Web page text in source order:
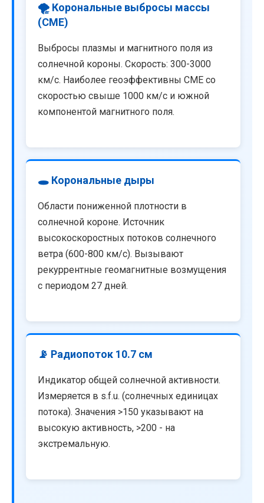
🌪️ Корональные выбросы массы
(CME)
Выбросы плазмы и магнитного поля из
солнечной короны. Скорость: 300-3000
км/с. Наиболее геоэффективны CME со
скоростью свыше 1000 км/с и южной
компонентой магнитного поля.
🕳️ Корональные дыры
Области пониженной плотности в
солнечной короне. Источник
высокоскоростных потоков солнечного
ветра (600-800 км/с). Вызывают
рекуррентные геомагнитные возмущения
с периодом 27 дней.
📡 Радиопоток 10.7 см
Индикатор общей солнечной активности.
Измеряется в s.f.u. (солнечных единицах
потока). Значения >150 указывают на
высокую активность, >200 - на
экстремальную.